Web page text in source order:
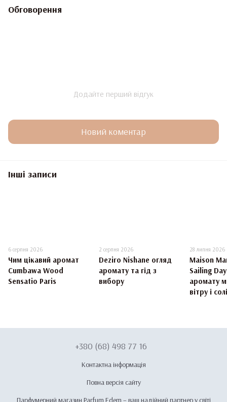
Обговорення
Додайте перший відгук
Новий коментар
Інші записи
6 серпня 2026
Чим цікавий аромат
Cumbawa Wood
Sensatio Paris
2 серпня 2026
Deziro Nishane огляд
аромату та гід з
вибору
28 липня 2026
Maison
Sailing
аромату
вітру і
+380 (68) 498 77 16
Контактна інформація
Повна версія сайту
Парфумерний магазин Parfum Edem – ваш надійний партнер у світі